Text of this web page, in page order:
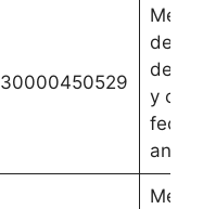
30000450529
del 1
de
y
fecha